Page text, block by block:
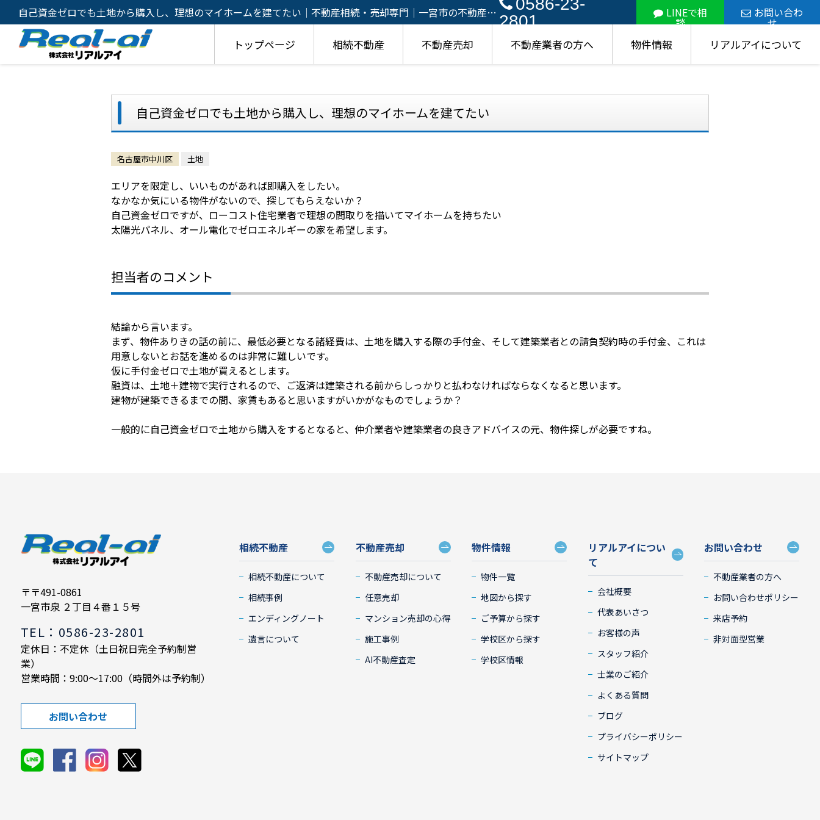
自己資金ゼロでも土地から購入し、理想のマイホームを建てたい｜不動産相続・売却専門｜一宮市の不動産売
却・購入・相続対策・有効活用のご相談は株式会社リアルアイ
2801
LINEで相
談
お問い合わ
せ
トップページ 相続不動産 不動産売却 不動産業者の方へ 物件情報 リアルアイについて
自己資金ゼロでも土地から購入し、理想のマイホームを建てたい
名古屋市中川区 土地
エリアを限定し、いいものがあれば即購入をしたい。
なかなか気にいる物件がないので、探してもらえないか？
自己資金ゼロですが、ローコスト住宅業者で理想の間取りを描いてマイホームを持ちたい
太陽光パネル、オール電化でゼロエネルギーの家を希望します。
担当者のコメント
結論から言います。
まず、物件ありきの話の前に、最低必要となる諸経費は、土地を購入する際の手付金、そして建築業者との請負契約時の手付金、これは
用意しないとお話を進めるのは非常に難しいです。
仮に手付金ゼロで土地が買えるとします。
融資は、土地＋建物で実行されるので、ご返済は建築される前からしっかりと払わなければならなくなると思います。
建物が建築できるまでの間、家賃もあると思いますがいかがなものでしょうか？
一般的に自己資金ゼロで土地から購入をするとなると、仲介業者や建築業者の良きアドバイスの元、物件探しが必要ですね。
〒〒491-0861
一宮市泉 ２丁目４番１５号
TEL：0586-23-2801
定休日：不定休（土日祝日完全予約制営
業）
営業時間：9:00～17:00（時間外は予約制）
お問い合わせ
相続不動産
相続不動産について
相続事例
エンディングノート
遺言について
不動産売却
不動産売却について
任意売却
マンション売却の心得
施工事例
AI不動産査定
物件情報
物件一覧
地図から探す
ご予算から探す
学校区から探す
学校区情報
リアルアイについ
て
会社概要
代表あいさつ
お客様の声
スタッフ紹介
士業のご紹介
よくある質問
ブログ
プライバシーポリシー
サイトマップ
お問い合わせ
不動産業者の方へ
お問い合わせポリシー
来店予約
非対面型営業